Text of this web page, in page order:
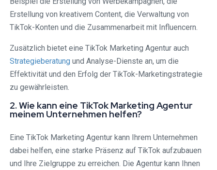
Erstellung von kreativem Content, die Verwaltung von
TikTok-Konten und die Zusammenarbeit mit Influencern.
Zusätzlich bietet eine TikTok Marketing Agentur auch
Strategieberatung und Analyse-Dienste an, um die
Effektivität und den Erfolg der TikTok-Marketingstrategie
zu gewährleisten.
2. Wie kann eine TikTok Marketing Agentur
meinem Unternehmen helfen?
Eine TikTok Marketing Agentur kann Ihrem Unternehmen
dabei helfen, eine starke Präsenz auf TikTok aufzubauen
und Ihre Zielgruppe zu erreichen. Die Agentur kann Ihnen